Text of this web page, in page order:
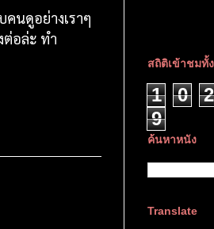
นดูอย่างเราๆ
อล่ะ ทำ
สถิติเข้าชมทั้
1 0
2
9
ค้นหาหนัง
Translate